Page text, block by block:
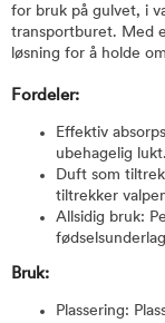
for bruk på gulvet, i
transportburet. Med
løsning for å holde
Fordeler:
Effektiv
ubehagelig lukt.
Duft som
tiltrekker
Allsidig bruk:
Bruk:
Plassering: